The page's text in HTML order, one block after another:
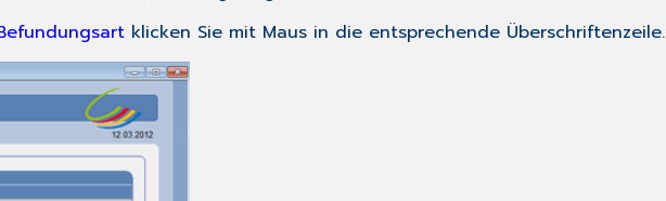
klicken Sie mit Maus in die entsprechende Überschriftenzeile.